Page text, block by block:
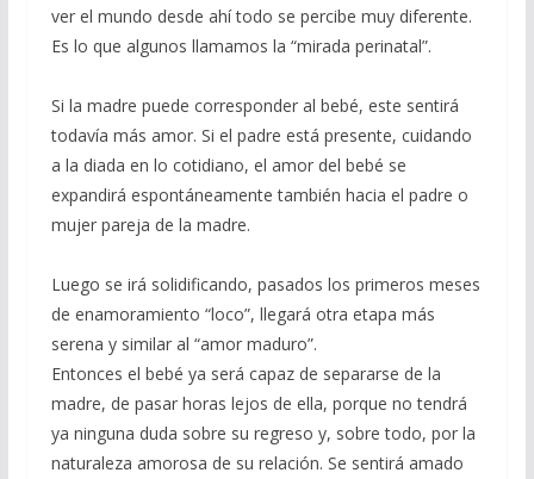
ver el mundo desde ahí todo se percibe muy diferente.
Es lo que algunos llamamos la “mirada perinatal”.
Si la madre puede corresponder al bebé, este sentirá
todavía más amor. Si el padre está presente, cuidando
a la diada en lo cotidiano, el amor del bebé se
expandirá espontáneamente también hacia el padre o
mujer pareja de la madre.
Luego se irá solidificando, pasados los primeros meses
de enamoramiento “loco”, llegará otra etapa más
serena y similar al “amor maduro”.
Entonces el bebé ya será capaz de separarse de la
madre, de pasar horas lejos de ella, porque no tendrá
ya ninguna duda sobre su regreso y, sobre todo, por la
naturaleza amorosa de su relación. Se sentirá amado